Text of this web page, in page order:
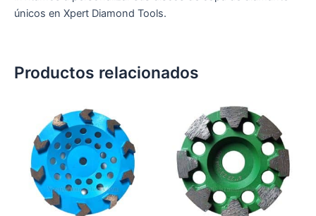
únicos en Xpert Diamond Tools.
Productos relacionados